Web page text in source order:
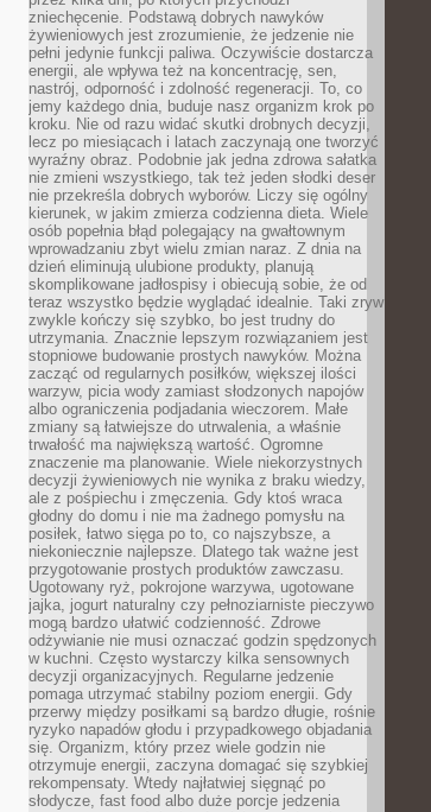
zniechęcenie. Podstawą dobrych nawyków
żywieniowych jest zrozumienie, że jedzenie nie
pełni jedynie funkcji paliwa. Oczywiście dostarcza
energii, ale wpływa też na koncentrację, sen,
nastrój, odporność i zdolność regeneracji. To, co
jemy każdego dnia, buduje nasz organizm krok po
kroku. Nie od razu widać skutki drobnych decyzji,
lecz po miesiącach i latach zaczynają one tworzyć
wyraźny obraz. Podobnie jak jedna zdrowa sałatka
nie zmieni wszystkiego, tak też jeden słodki deser
nie przekreśla dobrych wyborów. Liczy się ogólny
kierunek, w jakim zmierza codzienna dieta. Wiele
osób popełnia błąd polegający na gwałtownym
wprowadzaniu zbyt wielu zmian naraz. Z dnia na
dzień eliminują ulubione produkty, planują
skomplikowane jadłospisy i obiecują sobie, że od
teraz wszystko będzie wyglądać idealnie. Taki zryw
zwykle kończy się szybko, bo jest trudny do
utrzymania. Znacznie lepszym rozwiązaniem jest
stopniowe budowanie prostych nawyków. Można
zacząć od regularnych posiłków, większej ilości
warzyw, picia wody zamiast słodzonych napojów
albo ograniczenia podjadania wieczorem. Małe
zmiany są łatwiejsze do utrwalenia, a właśnie
trwałość ma największą wartość. Ogromne
znaczenie ma planowanie. Wiele niekorzystnych
decyzji żywieniowych nie wynika z braku wiedzy,
ale z pośpiechu i zmęczenia. Gdy ktoś wraca
głodny do domu i nie ma żadnego pomysłu na
posiłek, łatwo sięga po to, co najszybsze, a
niekoniecznie najlepsze. Dlatego tak ważne jest
przygotowanie prostych produktów zawczasu.
Ugotowany ryż, pokrojone warzywa, ugotowane
jajka, jogurt naturalny czy pełnoziarniste pieczywo
mogą bardzo ułatwić codzienność. Zdrowe
odżywianie nie musi oznaczać godzin spędzonych
w kuchni. Często wystarczy kilka sensownych
decyzji organizacyjnych. Regularne jedzenie
pomaga utrzymać stabilny poziom energii. Gdy
przerwy między posiłkami są bardzo długie, rośnie
ryzyko napadów głodu i przypadkowego objadania
się. Organizm, który przez wiele godzin nie
otrzymuje energii, zaczyna domagać się szybkiej
rekompensaty. Wtedy najłatwiej sięgnąć po
słodycze, fast food albo duże porcje jedzenia